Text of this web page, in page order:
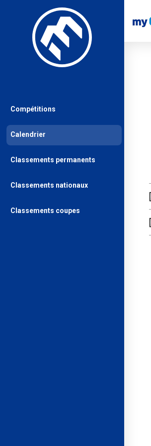
Compétitions
Calendrier
Classements permanents
Classements nationaux
Classements coupes